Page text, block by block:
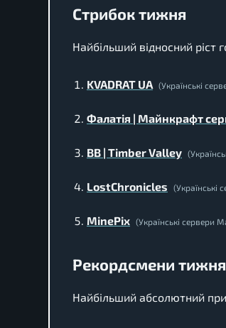
Стрибок тижня
Найбільший відносний ріст
KVADRAT UA (Українські
Фалатія | Майнкрафт
BB | Timber Valley
LostChronicles (Українські
MinePix (Українські сервери
Рекордсмени тижня
Найбільший абсолютний